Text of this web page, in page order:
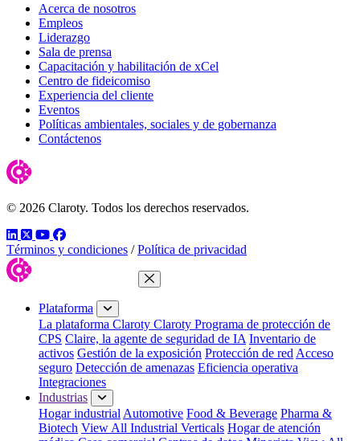
Acerca de nosotros
Empleos
Liderazgo
Sala de prensa
Capacitación y habilitación de xCel
Centro de fideicomiso
Experiencia del cliente
Eventos
Políticas ambientales, sociales y de gobernanza
Contáctenos
© 2026 Claroty. Todos los derechos reservados.
LinkedIn
TwitterYouTube
Facebook
Términos y condiciones / Política de privacidad
Cerrar menú
Plataforma
La plataforma Claroty Claroty Programa de protección de
CPS Claire, la agente de seguridad de IA Inventario de
activos Gestión de la exposición Protección de red Acceso
seguro Detección de amenazas Eficiencia operativa
Integraciones
Industrias
Hogar industrial Automotive Food & Beverage Pharma &
Biotech View All Industrial Verticals Hogar de atención